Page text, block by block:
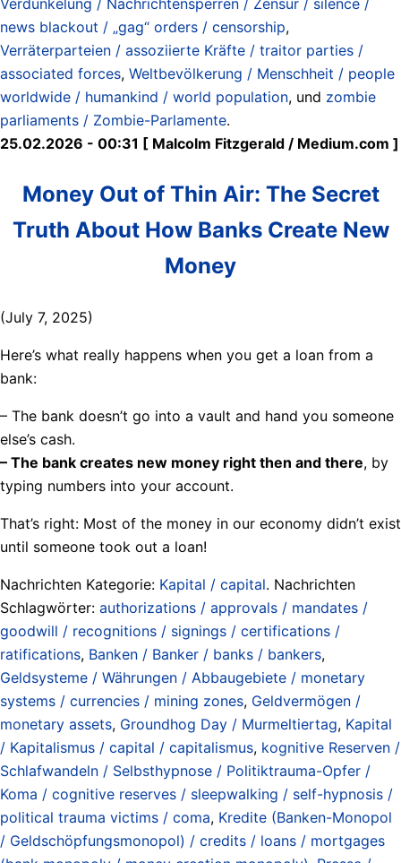
news blackout / „gag“ orders / censorship,
Verräterparteien / assoziierte Kräfte / traitor parties /
associated forces, Weltbevölkerung / Menschheit / people
worldwide / humankind / world population, und zombie
parliaments / Zombie-Parlamente.
25.02.2026 - 00:31 [ Malcolm Fitzgerald / Medium.com ]
Money Out of Thin Air: The Secret
Truth About How Banks Create New
Money
(July 7, 2025)
Here’s what really happens when you get a loan from a
bank:
– The bank doesn’t go into a vault and hand you someone
else’s cash.
– The bank creates new money right then and there, by
typing numbers into your account.
That’s right: Most of the money in our economy didn’t exist
until someone took out a loan!
Nachrichten Kategorie: Kapital / capital. Nachrichten
Schlagwörter: authorizations / approvals / mandates /
goodwill / recognitions / signings / certifications /
ratifications, Banken / Banker / banks / bankers,
Geldsysteme / Währungen / Abbaugebiete / monetary
systems / currencies / mining zones, Geldvermögen /
monetary assets, Groundhog Day / Murmeltiertag, Kapital
/ Kapitalismus / capital / capitalismus, kognitive Reserven /
Schlafwandeln / Selbsthypnose / Politiktrauma-Opfer /
Koma / cognitive reserves / sleepwalking / self-hypnosis /
political trauma victims / coma, Kredite (Banken-Monopol
/ Geldschöpfungsmonopol) / credits / loans / mortgages